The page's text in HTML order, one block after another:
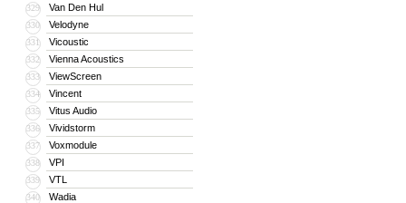
329 Van Den Hul
330 Velodyne
331 Vicoustic
332 Vienna Acoustics
333 ViewScreen
334 Vincent
335 Vitus Audio
336 Vividstorm
337 Voxmodule
338 VPI
339 VTL
340 Wadia